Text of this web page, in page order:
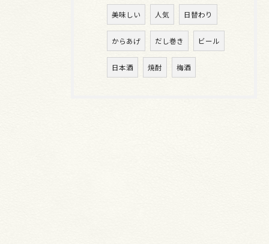
美味しい 人気 日替わり
からあげ だし巻き ビール
日本酒 焼酎 梅酒